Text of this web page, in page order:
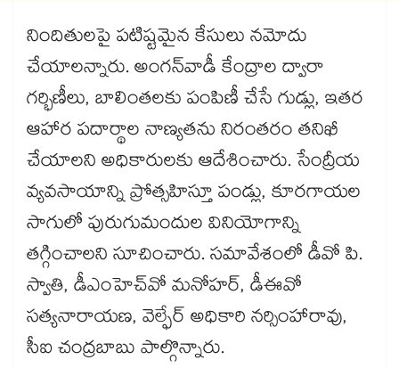
నిందితులపై పటిష్టమైన కేసులు నమోదు
చేయాలన్నారు. అంగన్‌‌వాడీ కేంద్రాల ద్వారా
గర్భిణీలు, బాలింతలకు పంపిణీ చేసే గుడ్లు, ఇతర
ఆహార పదార్థాల నాణ్యతను నిరంతరం తనిఖీ
చేయాలని అధికారులకు ఆదేశించారు. సేంద్రీయ
వ్యవసాయాన్ని ప్రోత్సహిస్తూ పండ్లు, కూరగాయల
సాగులో పురుగుమందుల వినియోగాన్ని
తగ్గించాలని సూచించారు. సమావేశంలో డీవో పి.
స్వాతి, డీఎంహెచ్‌‌వో మనోహర్, డీఈవో
సత్యనారాయణ, వెల్ఫేర్ అధికారి నర్సింహారావు,
సీఐ చంద్రబాబు పాల్గొన్నారు.